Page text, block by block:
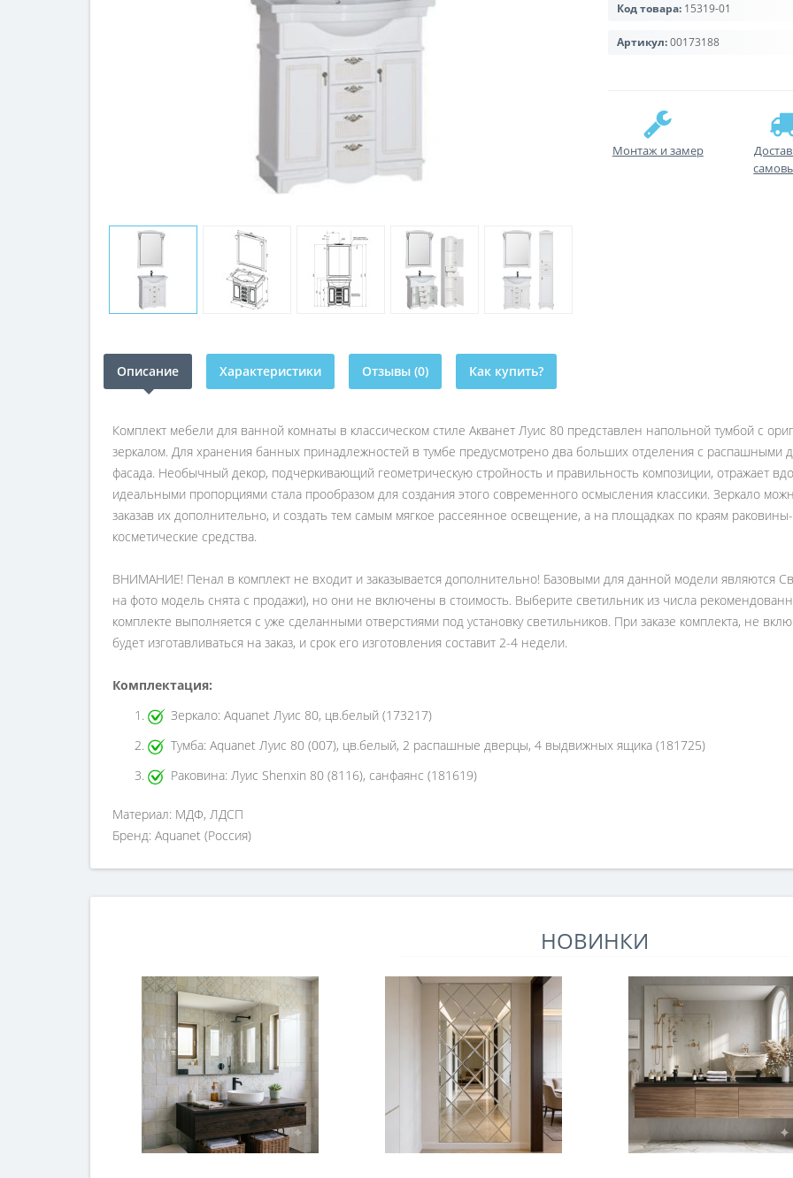
Код товара: 15319-01
Артикул:00173188
Монтаж и замер
Описание Характеристики Отзывы (0) Как купить?
Комплект мебели для ванной комнаты в классическом стиле Акванет Луис 80 представлен напольной тумбой с
зеркалом. Для хранения банных принадлежностей в тумбе предусмотрено два больших отделения с распашными
фасада. Необычный декор, подчеркивающий геометрическую стройность и правильность композиции, отражает
идеальными пропорциями стала прообразом для создания этого современного осмысления классики. Зеркало
заказав их дополнительно, и создать тем самым мягкое рассеянное освещение, а на площадках по краям
косметические средства.
ВНИМАНИЕ! Пенал в комплект не входит и заказывается дополнительно! Базовыми для данной модели являются
на фото модель снята с продажи), но они не включены в стоимость. Выберите светильник из числа
комплекте выполняется с уже сделанными отверстиями под установку светильников. При заказе комплекта, не
будет изготавливаться на заказ, и срок его изготовления составит 2-4 недели.
Комплектация:
Зеркало: Aquanet Луис 80, цв.белый (173217)
Тумба: Aquanet Луис 80 (007), цв.белый, 2 распашные дверцы, 4 выдвижных ящика (181725)
Раковина: Луис Shenxin 80 (8116), санфаянс (181619)
Материал: МДФ, ЛДСП
Бренд: Aquanet (Россия)
НОВИНКИ